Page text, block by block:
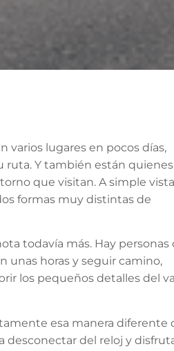
varios lugares en pocos días,
ruta. Y también están quienes
que visitan. A simple vista
formas muy distintas de
todavía más. Hay personas
unas horas y seguir camino,
los pequeños detalles del
esa manera diferente
desconectar del reloj y